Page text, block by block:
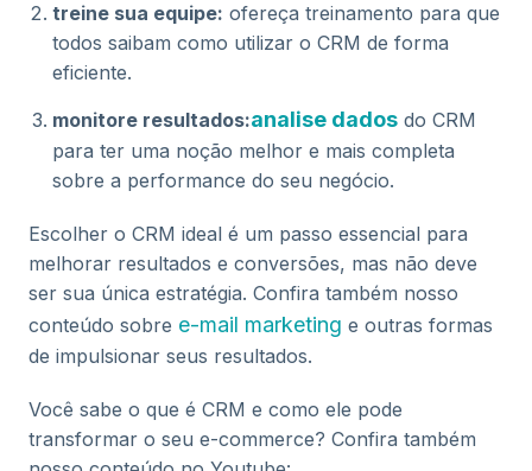
treine sua equipe: ofereça treinamento para que
todos saibam como utilizar o CRM de forma
eficiente.
monitore resultados:analise dados do CRM
para ter uma noção melhor e mais completa
sobre a performance do seu negócio.
Escolher o CRM ideal é um passo essencial para
melhorar resultados e conversões, mas não deve
ser sua única estratégia. Confira também nosso
conteúdo sobre e-mail marketing e outras formas
de impulsionar seus resultados.
Você sabe o que é CRM e como ele pode
transformar o seu e-commerce? Confira também